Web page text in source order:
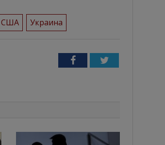
США Украина
FacebookTwitter